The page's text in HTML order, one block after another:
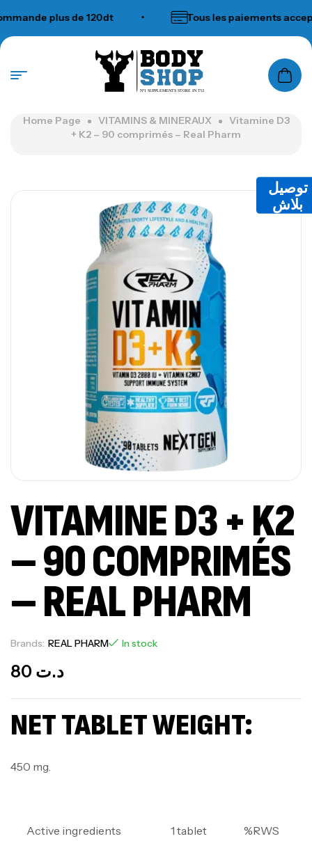
plus de 120dt Tous les paiements
N°1 SUPPLEMENTS STORE IN TUNISIA
Home Page VITAMINS & MINERAUX
Vitamine D3
+ K2 – 90 comprimés – Real Pharm
توصيل
بلاش
VITAMINE D3 + K2
– 90 COMPRIMÉS
– REAL PHARM
Brands: REAL PHARM In stock
د.ت
NET TABLET WEIGHT:
450 mg.
Active ingredients 1 tablet %RWS